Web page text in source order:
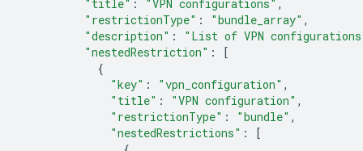
"title" : "VPN configurations" ,
"restrictionType" : "bundle_array" ,
"description" :
"List of VPN
"nestedRestriction" :
[
{
"key" : "vpn_configuration" ,
"title" : "VPN configuration" ,
"restrictionType" : "bundle" ,
"nestedRestrictions" :
[